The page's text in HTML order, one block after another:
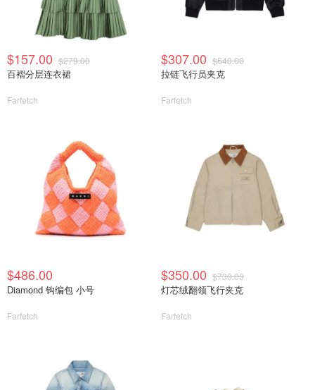
$157.00 $279.00
百褶分层连衣裙
Farfetch
$307.00 $640.00
拉链飞行员夹克
Farfetch
$486.00
Diamond 钩编包 小号
Farfetch
$350.00 $730.00
灯芯绒翻领飞行夹克
Farfetch